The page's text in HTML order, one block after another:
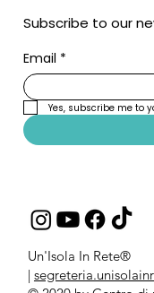
Un'Isola In Rete®
|
Subscribe to our
Email *
Yes, subscribe me to